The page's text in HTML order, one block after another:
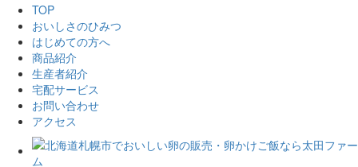
TOP
おいしさのひみつ
はじめての方へ
商品紹介
生産者紹介
宅配サービス
お問い合わせ
アクセス